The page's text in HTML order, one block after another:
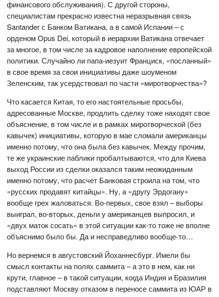
финансового обслуживания). С другой стороны,
специалистам прекрасно известна неразрывная связь
Santander с Банком Ватикана, а в самой Испании – с
орденом Opus Dei, который в иерархии Ватикана отвечает
за многое, в том числе за кадровое наполнение европейской
политики. Случайно ли папа-иезуит Франциск, «посланный»
в свое время за свои инициативы даже шоуменом
Зеленским, так усердствовал по части «миротворчества»?
Что касается Китая, то его настоятельные просьбы,
адресованные Москве, продлить сделку тоже находят свое
объяснение, в том числе и в рамках миротворческой (без
кавычек) инициативы, которую в мае сломали американцы
именно потому, что она была без кавычек. Между прочим,
те же украинские паблики пробалтываются, что для Киева
выход России из сделки оказался таким неожиданным
именно потому, что расчет Банковая строила на том, что
«русских продавят китайцы». Ну, а «другу Эрдогану»
вообще грех жаловаться. Во-первых, свое взял – выборы
выиграл, во-вторых, деньги у американцев выпросил, и
«двух маток сосать» в этой ситуации как-то тоже не вполне
объяснимо было бы. Да и несправедливо вообще-то…
Но вернемся в августовский Йоханнесбург. Имели бы
смысл контакты на полях саммита – а это в нем, как ни
крути, главное – в такой ситуации, когда Индия и Бразилия
подставляют Москву отказом в переносе саммита из ЮАР в